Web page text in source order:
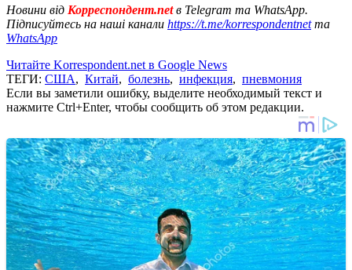
Новини від Корреспондент.netв Telegram та WhatsApp.
Підписуйтесь на наші канали https://t.me/korrespondentnetта
WhatsApp
Читайте Korrespondent.net в Google News
ТЕГИ: США, Китай, болезнь, инфекция, пневмония
Если вы заметили ошибку, выделите необходимый текст и
нажмите Ctrl+Enter, чтобы сообщить об этом редакции.